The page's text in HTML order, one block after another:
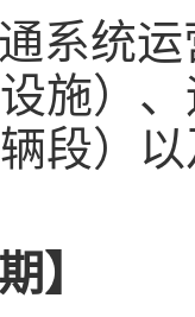
系统
施）
段）
】